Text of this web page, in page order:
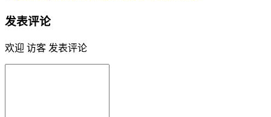
发表评论
欢迎 访客 发表评论